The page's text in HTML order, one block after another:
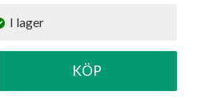
I lager
KÖP